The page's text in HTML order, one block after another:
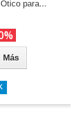
para...
Más